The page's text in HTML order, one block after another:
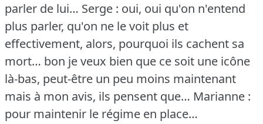
parler de lui… Serge : oui, oui qu'on n'entend
plus parler, qu'on ne le voit plus et
effectivement, alors, pourquoi ils cachent sa
mort… bon je veux bien que ce soit une icône
là-bas, peut-être un peu moins maintenant
mais à mon avis, ils pensent que… Marianne :
pour maintenir le régime en place…